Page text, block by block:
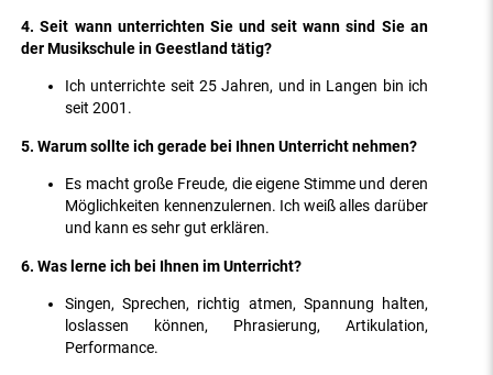
4. Seit wann unterrichten Sie und seit wann sind Sie an
der Musikschule in Geestland tätig?
Ich unterrichte seit 25 Jahren, und in Langen bin ich
seit 2001.
5. Warum sollte ich gerade bei Ihnen Unterricht nehmen?
Es macht große Freude, die eigene Stimme und deren
Möglichkeiten kennenzulernen. Ich weiß alles darüber
und kann es sehr gut erklären.
6. Was lerne ich bei Ihnen im Unterricht?
Singen, Sprechen, richtig atmen, Spannung halten,
loslassen können, Phrasierung, Artikulation,
Performance.